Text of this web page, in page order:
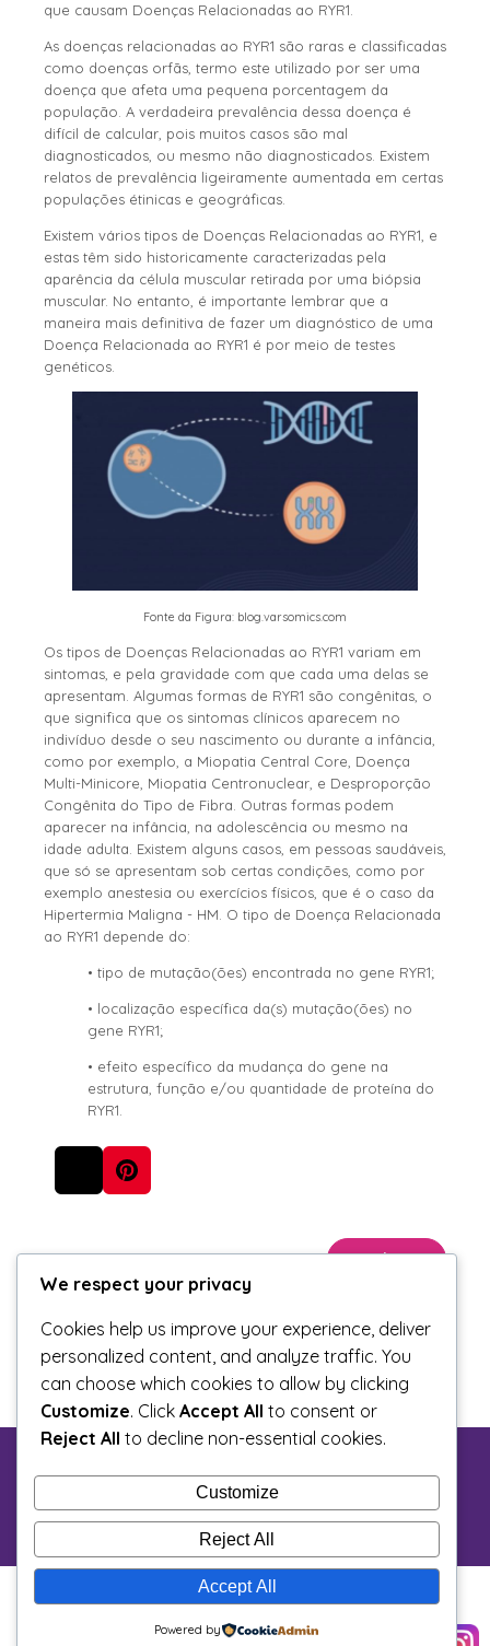
que causam Doenças Relacionadas ao RYR1.
As doenças relacionadas ao RYR1 são raras e classificadas
como doenças orfãs, termo este utilizado por ser uma
doença que afeta uma pequena porcentagem da
população. A verdadeira prevalência dessa doença é
difícil de calcular, pois muitos casos são mal
diagnosticados, ou mesmo não diagnosticados. Existem
relatos de prevalência ligeiramente aumentada em certas
populações étinicas e geográficas.
Existem vários tipos de Doenças Relacionadas ao RYR1, e
estas têm sido historicamente caracterizadas pela
aparência da célula muscular retirada por uma biópsia
muscular. No entanto, é importante lembrar que a
maneira mais definitiva de fazer um diagnóstico de uma
Doença Relacionada ao RYR1 é por meio de testes
genéticos.
Fonte da Figura: blog.varsomics.com
Os tipos de Doenças Relacionadas ao RYR1 variam em
sintomas, e pela gravidade com que cada uma delas se
apresentam. Algumas formas de RYR1 são congênitas, o
que significa que os sintomas clínicos aparecem no
indivíduo desde o seu nascimento ou durante a infância,
como por exemplo, a Miopatia Central Core, Doença
Multi-Minicore, Miopatia Centronuclear, e Desproporção
Congênita do Tipo de Fibra. Outras formas podem
aparecer na infância, na adolescência ou mesmo na
idade adulta. Existem alguns casos, em pessoas saudáveis,
que só se apresentam sob certas condições, como por
exemplo anestesia ou exercícios físicos, que é o caso da
Hipertermia Maligna - HM. O tipo de Doença Relacionada
ao RYR1 depende do:
• tipo de mutação(ões) encontrada no gene RYR1;
• localização específica da(s) mutação(ões) no
gene RYR1;
• efeito específico da mudança do gene na
estrutura, função e/ou quantidade de proteína do
RYR1.
Voltar
We respect your privacy
Cookies help us improve your experience, deliver
personalized content, and analyze traffic. You
can choose which cookies to allow by clicking
Customize. Click Accept All to consent or
Reject All to decline non-essential cookies.
Customize
Reject All
Accept All
Powered by